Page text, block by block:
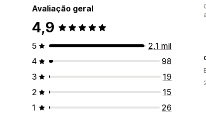
Avaliação geral
4,9
5
2,1 mil
4
98
3
19
2
15
1
26